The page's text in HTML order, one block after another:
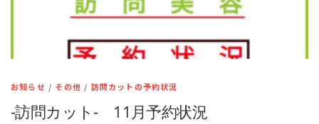
お知らせ / その他 / 訪問カットの予約状況
-訪問カット- 11月予約状況